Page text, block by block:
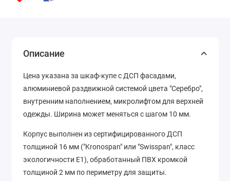
Описание
Цена указана за шкаф-купе с ДСП фасадами,
алюминиевой раздвижной системой цвета "Серебро",
внутренним наполнением, микролифтом для верхней
одежды. Ширина может меняться с шагом 10 мм.
Корпус выполнен из сертифицированного ДСП
толщиной 16 мм ("Kronospan" или "Swisspan", класс
экологичности Е1), обработанный ПВХ кромкой
толщиной 2 мм по периметру для защиты.